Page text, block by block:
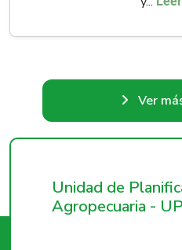
Ver
Unidad de
Agropecuaria -